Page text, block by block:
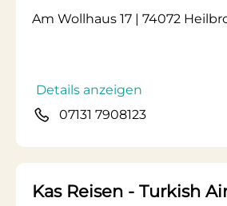
Am Wollhaus 17 | 74072
Details anzeigen
07131 7908123
Kas Reisen - Turkish